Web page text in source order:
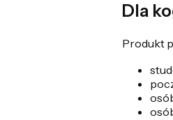
Dla
Produkt